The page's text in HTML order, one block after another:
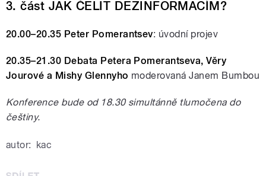
3. část JAK ČELIT DEZINFORMACÍM?
20.00–20.35 Peter Pomerantsev: úvodní projev
20.35–21.30 Debata Petera Pomerantseva, Věry
Jourové a Mishy Glennyho moderovaná Janem Bumbou
Konference bude od 18.30 simultánně tlumočena do
češtiny.
autor: kac